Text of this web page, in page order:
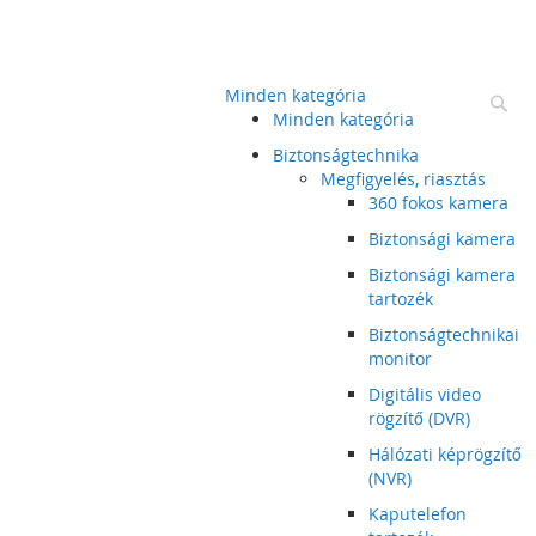
Minden kategória
Minden kategória
Biztonságtechnika
Megfigyelés, riasztás
360 fokos kamera
Biztonsági kamera
Biztonsági kamera
tartozék
Biztonságtechnikai
monitor
Digitális video
rögzítő (DVR)
Hálózati képrögzítő
(NVR)
Kaputelefon